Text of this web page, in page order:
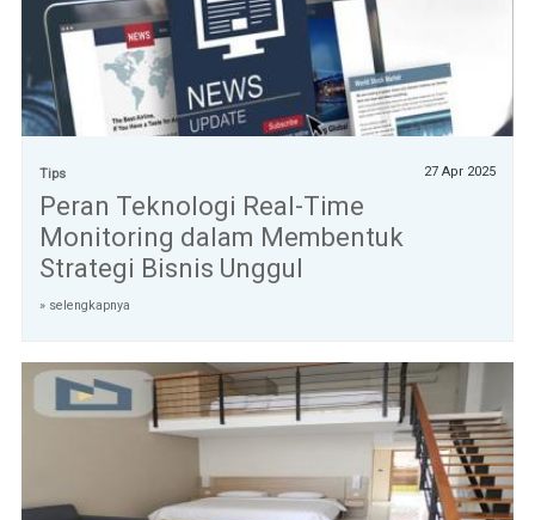
Tips 27 Apr 2025
Peran Teknologi Real-Time
Monitoring dalam Membentuk
Strategi Bisnis Unggul
» selengkapnya